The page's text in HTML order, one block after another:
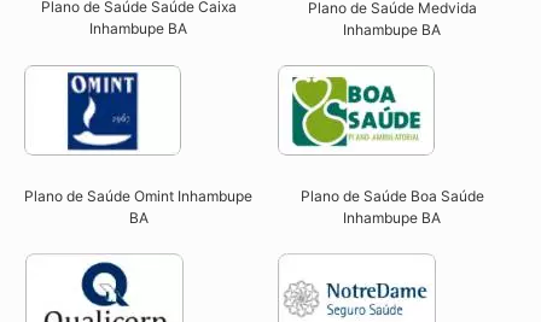
Plano de Saúde Saúde Caixa
Inhambupe BA​
Plano de Saúde Medvida
Inhambupe BA
Plano de Saúde Omint Inhambupe
BA​
Plano de Saúde Boa Saúde
Inhambupe BA​